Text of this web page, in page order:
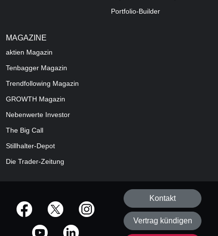
Portfolio-Builder
MAGAZINE
aktien Magazin
Tenbagger Magazin
Trendfollowing Magazin
GROWTH Magazin
Nebenwerte Investor
The Big Call
Stillhalter-Depot
Die Trader-Zeitung
offizielle Social Media-Accounts
Kontakt
Vertrag kündigen